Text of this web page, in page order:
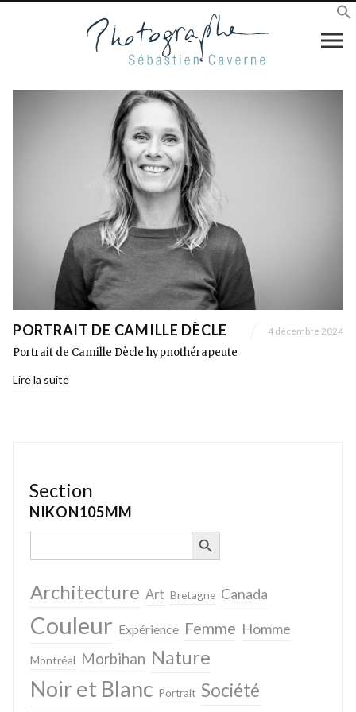
PORTRAIT DE CAMILLE DÈCLE 4 décembre 2024
Portrait de Camille Dècle hypnothérapeute
Lire la suite
Section
NIKON105MM
Search
SEARCH BUTTON
Architecture Art Bretagne Canada
Couleur Expérience Femme Homme
Montréal Morbihan Nature
Noir et Blanc Portrait Société